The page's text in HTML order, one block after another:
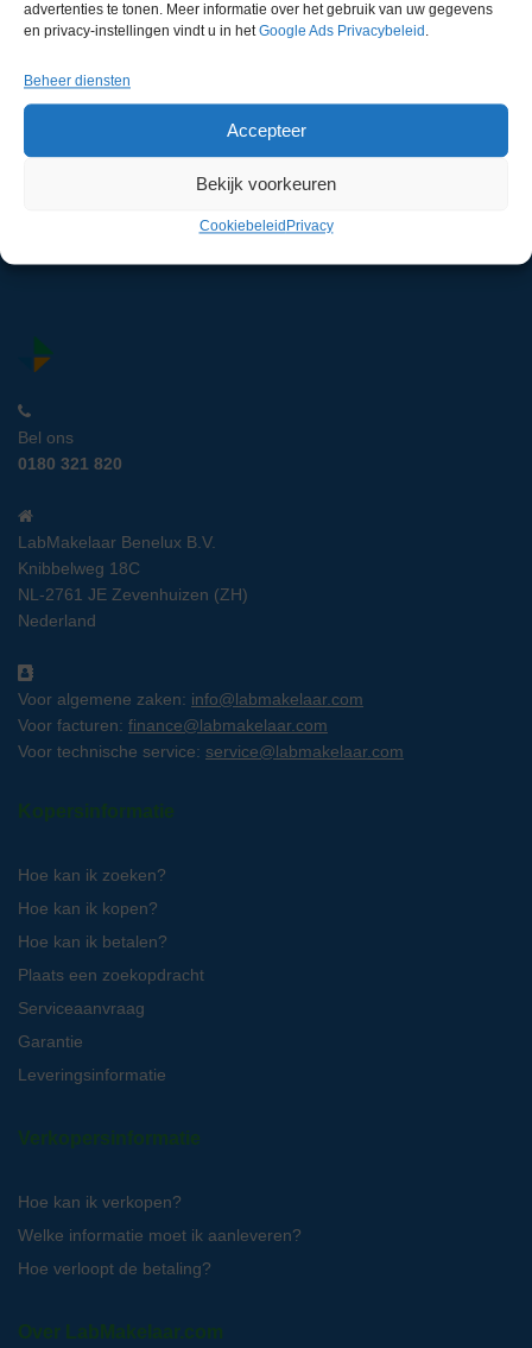
advertenties te tonen. Meer informatie over het gebruik van uw gegevens
en privacy-instellingen vindt u in hetGoogle Ads Privacybeleid .
Beheer diensten
Accepteer
Bekijk voorkeuren
Cookiebeleid Privacy
Vacuubrand RC6 Chemie-
Hybride Vacuümpomp met
Artikelnummer:
Bel ons
0180 321 820
LabMakelaar Benelux B.V.
Knibbelweg 18C
NL-2761 JE Zevenhuizen (ZH)
Nederland
Voor algemene zaken: info@labmakelaar.com
Voor facturen: finance@labmakelaar.com
Voor technische service: service@labmakelaar.com
Kopersinformatie
Hoe kan ik zoeken?
Hoe kan ik kopen?
Hoe kan ik betalen?
Plaats een zoekopdracht
Serviceaanvraag
Garantie
Leveringsinformatie
Verkopersinformatie
Hoe kan ik verkopen?
Welke informatie moet ik aanleveren?
Hoe verloopt de betaling?
Over LabMakelaar.com